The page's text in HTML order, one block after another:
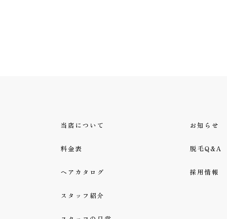
当店について
料金表
ヘアカタログ
スタッフ紹介
お知らせ
脱毛Q&A
採用情報